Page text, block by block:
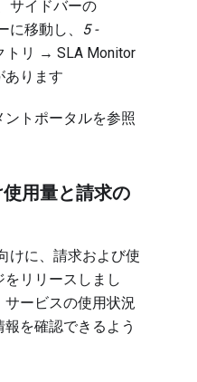
サイドバーの
に移動し、
5 -
トリ → SLA Monitor
あります
ントポータルを参照
用量と請求の
けに、請求および使
リリースしまし
ービスの使用状況
を確認できるよう